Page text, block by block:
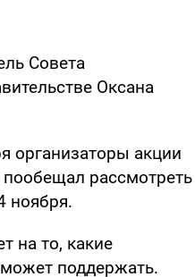
Совета
Оксана
организаторы акции
рассмотреть
ноября.
на то, какие
поддержать.